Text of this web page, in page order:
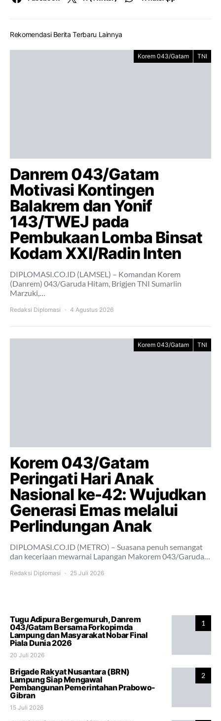
Rekomendasi Berita Terbaru Lainnya
Korem 043/Gatam TNI
Danrem 043/Gatam
Motivasi Kontingen
Balakrem dan Yonif
143/TWEJ pada
Pembukaan Lomba Binsat
Kodam XXI/Radin Inten
DIPLOMASI.CO.ID (LAMSEL) – Komandan Korem
(Danrem) 043/Garuda Hitam, Brigjen TNI Sumarlin
Marzuki,…
Redaksi Diplomasi 4 Agustus 2026
Korem 043/Gatam TNI
Korem 043/Gatam
Peringati Hari Anak
Nasional ke-42: Wujudkan
Generasi Emas melalui
Perlindungan Anak
DIPLOMASI.CO.ID (METRO) – Suasana penuh semangat
dan keceriaan mewarnai Lapangan Makorem 043/Garuda…
Redaksi Diplomasi 25 Juli 2026
1
Tugu Adipura Bergemuruh, Danrem
043/Gatam Bersama Forkopimda
Lampung dan Masyarakat Nobar Final
Piala Dunia 2026
20 Juli 2026
2
Brigade Rakyat Nusantara (BRN)
Lampung Siap Mengawal
Pembangunan Pemerintahan Prabowo-
Gibran
15 Juli 2026